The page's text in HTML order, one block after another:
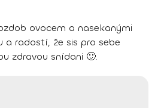
ovocem a nasekanými
a radostí, že sis pro sebe
zdravou snídani 🙂.